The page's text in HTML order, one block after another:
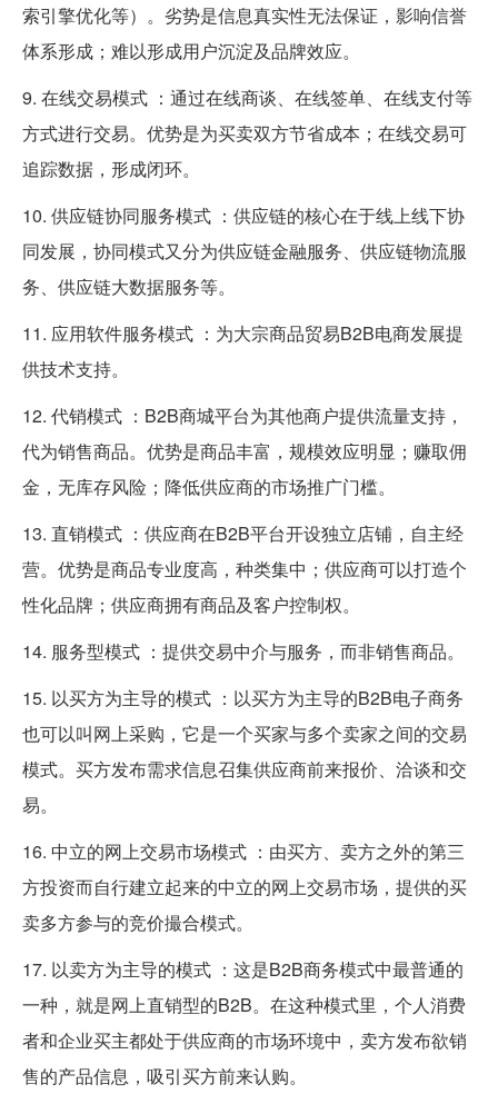
索引擎优化等）。劣势是信息真实性无法保证，影响信誉
体系形成；难以形成用户沉淀及品牌效应。
9. 在线交易模式 ：通过在线商谈、在线签单、在线支付等
方式进行交易。优势是为买卖双方节省成本；在线交易可
追踪数据，形成闭环。
10. 供应链协同服务模式 ：供应链的核心在于线上线下协
同发展，协同模式又分为供应链金融服务、供应链物流服
务、供应链大数据服务等。
11. 应用软件服务模式 ：为大宗商品贸易B2B电商发展提
供技术支持。
12. 代销模式 ：B2B商城平台为其他商户提供流量支持，
代为销售商品。优势是商品丰富，规模效应明显；赚取佣
金，无库存风险；降低供应商的市场推广门槛。
13. 直销模式 ：供应商在B2B平台开设独立店铺，自主经
营。优势是商品专业度高，种类集中；供应商可以打造个
性化品牌；供应商拥有商品及客户控制权。
14. 服务型模式 ：提供交易中介与服务，而非销售商品。
15. 以买方为主导的模式 ：以买方为主导的B2B电子商务
也可以叫网上采购，它是一个买家与多个卖家之间的交易
模式。买方发布需求信息召集供应商前来报价、洽谈和交
易。
16. 中立的网上交易市场模式 ：由买方、卖方之外的第三
方投资而自行建立起来的中立的网上交易市场，提供的买
卖多方参与的竞价撮合模式。
17. 以卖方为主导的模式 ：这是B2B商务模式中最普通的
一种，就是网上直销型的B2B。在这种模式里，个人消费
者和企业买主都处于供应商的市场环境中，卖方发布欲销
售的产品信息，吸引买方前来认购。